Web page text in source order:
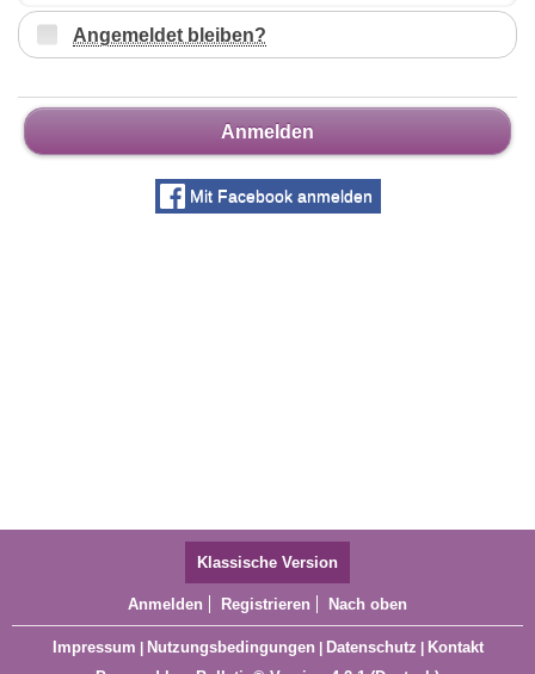
Angemeldet bleiben?
Anmelden
Mit Facebook anmelden
Klassische Version
Anmelden Registrieren Nach oben
Impressum Nutzungsbedingungen Datenschutz
Kontakt